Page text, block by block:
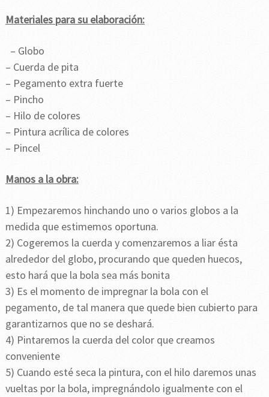
Materiales para su elaboración:
– Globo
– Cuerda de pita
– Pegamento extra fuerte
– Pincho
– Hilo de colores
– Pintura acrílica de colores
– Pincel
Manos a la obra:
1) Empezaremos hinchando uno o varios globos a la
medida que estimemos oportuna.
2) Cogeremos la cuerda y comenzaremos a liar ésta
alrededor del globo, procurando que queden huecos,
esto hará que la bola sea más bonita
3) Es el momento de impregnar la bola con el
pegamento, de tal manera que quede bien cubierto para
garantizarnos que no se deshará.
4) Pintaremos la cuerda del color que creamos
conveniente
5) Cuando esté seca la pintura, con el hilo daremos unas
vueltas por la bola, impregnándolo igualmente con el